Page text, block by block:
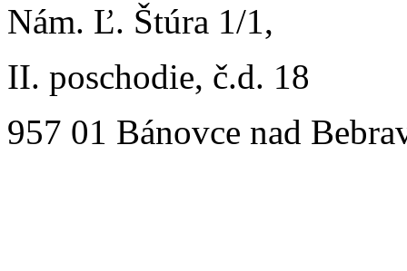
Nám. Ľ. Štúra 1/1,
II. poschodie, č.d. 18
957 01 Bánovce nad